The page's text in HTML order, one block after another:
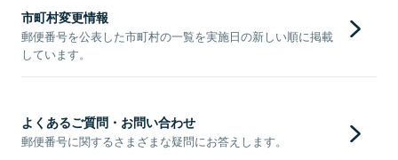
市町村変更情報
郵便番号を公表した市町村の一覧を実施日の新しい順に掲載
しています。
よくあるご質問・お問い合わせ
郵便番号に関するさまざまな疑問にお答えします。